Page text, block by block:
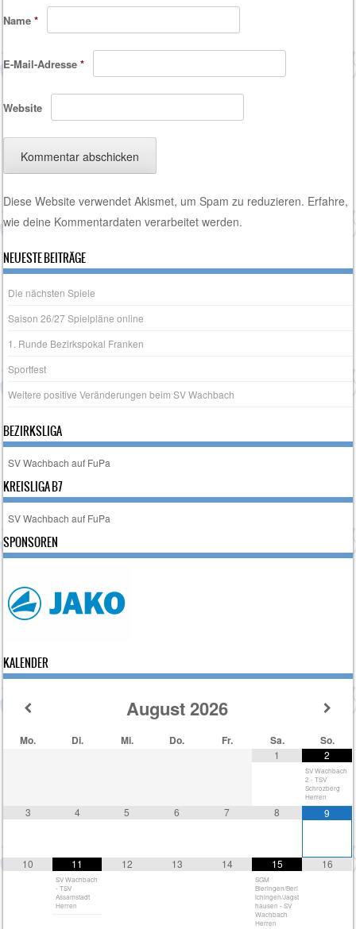
Name*
E-Mail-Adresse*
Website
Diese Website verwendet Akismet, um Spam zu reduzieren. Erfahre,
wie deine Kommentardaten verarbeitet werden.
NEUESTE BEITRÄGE
Die nächsten Spiele
Saison 26/27 Spielpläne online
1. Runde Bezirkspokal Franken
Sportfest
Weitere positive Veränderungen beim SV Wachbach
BEZIRKSLIGA
SV Wachbach auf FuPa
KREISLIGA B7
SV Wachbach auf FuPa
SPONSOREN
KALENDER
August 2026
Mo. Di. Mi. Do. Fr. Sa. So.
1 2
SV Wachbach
2 - TSV
Schrozberg
Herren
3 4 5 6 7 8 9
10 11
SV Wachbach
- TSV
Assamstadt
Herren
12 13 14 15
SGM
Bieringen/Berl
ichingen/Jagst
hausen - SV
Wachbach
Herren
16